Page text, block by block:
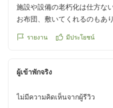
施設や設備の老朽化は仕方な
お布団、敷いてくれるのもあ
葉の補充などしてほしいが、
チェックアウト時の精算で、
ら、宿代の定価を請求されま
か現地払いだが覚えていなか
てますか??と聞きました。
รายงาน มีประโยชน์
ผู้เข้าพักจริง
ไม่มีความคิดเห็นจากผู้รีวิว